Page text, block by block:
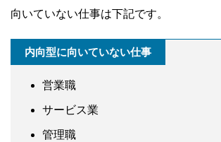
向いていない仕事は下記です。
内向型に向いていない仕事
営業職
サービス業
管理職